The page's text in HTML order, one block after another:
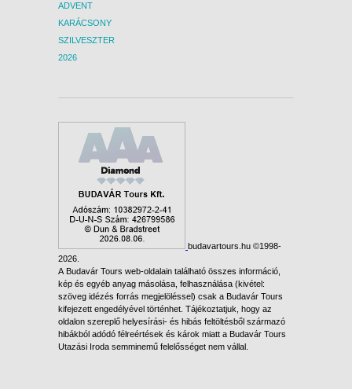
ADVENT
KARÁCSONY
SZILVESZTER
2026
budavartours.hu ©1998-
2026.
A Budavár Tours web-oldalain található összes információ,
kép és egyéb anyag másolása, felhasználása (kivétel:
szöveg idézés forrás megjelöléssel) csak a Budavár Tours
kifejezett engedélyével történhet. Tájékoztatjuk, hogy az
oldalon szereplő helyesírási- és hibás feltöltésből származó
hibákból adódó félreértések és károk miatt a Budavár Tours
Utazási Iroda semminemű felelősséget nem vállal.